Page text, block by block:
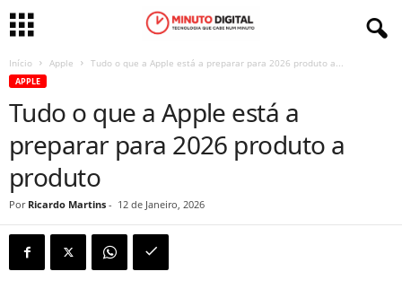
Início Apple Tudo o que a Apple está a preparar para 2026 produto a...
APPLE
Tudo o que a Apple está a
preparar para 2026 produto a
produto
Por Ricardo Martins - 12 de Janeiro, 2026